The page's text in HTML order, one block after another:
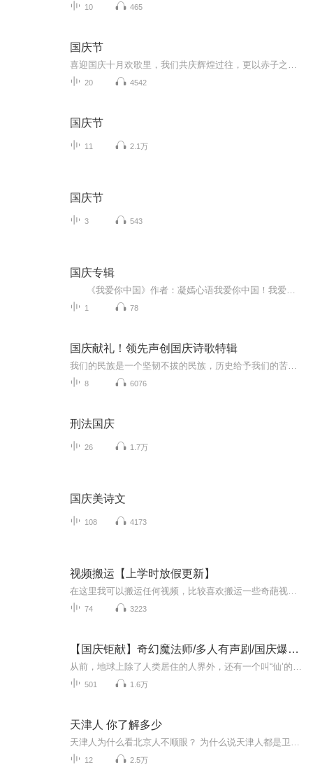
10 465
国庆节
20 4542
国庆节
11 2.1万
国庆节
3 543
国庆专辑
1 78
国庆献礼！领先声创国庆诗歌特辑
8 6076
刑法国庆
26 1.7万
国庆美诗文
108 4173
视频搬运【上学时放假更新】
74 3223
【国庆钜献】奇幻魔法师/多人有声剧/国庆爆更七天乐
501 1.6万
天津人 你了解多少
12 2.5万